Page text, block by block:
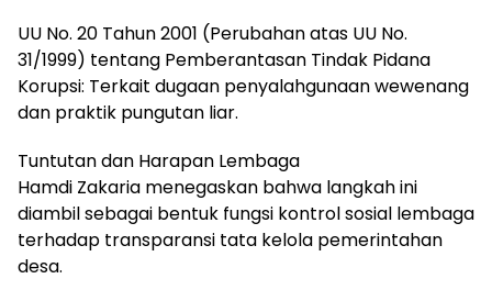
UU No. 20 Tahun 2001 (Perubahan atas UU No.
31/1999) tentang Pemberantasan Tindak Pidana
Korupsi: Terkait dugaan penyalahgunaan wewenang
dan praktik pungutan liar.
Tuntutan dan Harapan Lembaga
Hamdi Zakaria menegaskan bahwa langkah ini
diambil sebagai bentuk fungsi kontrol sosial lembaga
terhadap transparansi tata kelola pemerintahan
desa.